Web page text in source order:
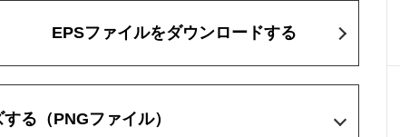
EPSファイルをダウンロードする
する （PNGファイル）